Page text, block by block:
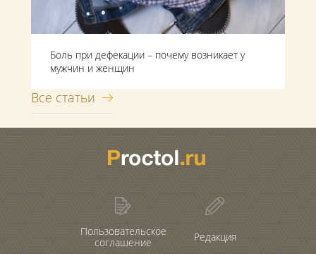
Боль при дефекации – почему возникает у
мужчин и женщин
Все статьи
Пользовательское
соглашение
Редакция